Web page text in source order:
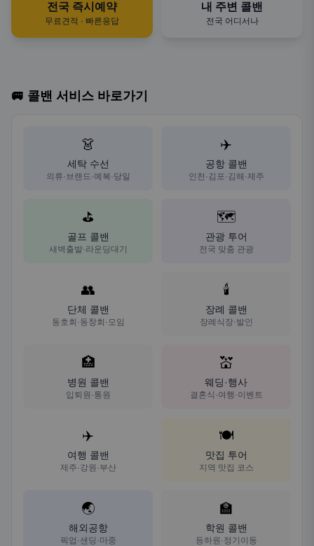
전국 즉시예약
무료견적 · 빠른응답
내 주변 콜밴
전국 어디서나
🚐 콜밴 서비스 바로가기
👗
세탁 수선
의류·브랜드·예복·당일
✈️
공항 콜밴
인천·김포·김해·제주
⛳
골프 콜밴
새벽출발·라운딩대기
🗺️
관광 투어
전국 맞춤 관광
👥
단체 콜밴
동호회·동창회·모임
🕯️
장례 콜밴
장례식장·발인
🏥
병원 콜밴
입퇴원·통원
💒
웨딩·행사
결혼식·여행·이벤트
✈️
여행 콜밴
제주·강원·부산
🍽️
맛집 투어
지역 맛집 코스
🌏
해외공항
픽업·샌딩·마중
🏫
학원 콜밴
등하원·정기이동